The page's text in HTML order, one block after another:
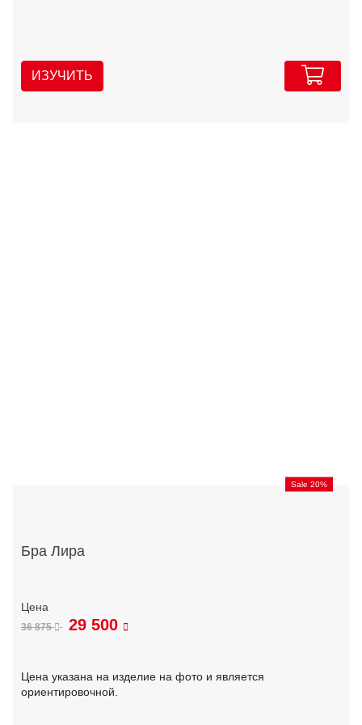
ИЗУЧИТЬ
Sale 20%
Бра Лира
36 875 29 500
Цена указана на изделие на фото и является
ориентировочной.